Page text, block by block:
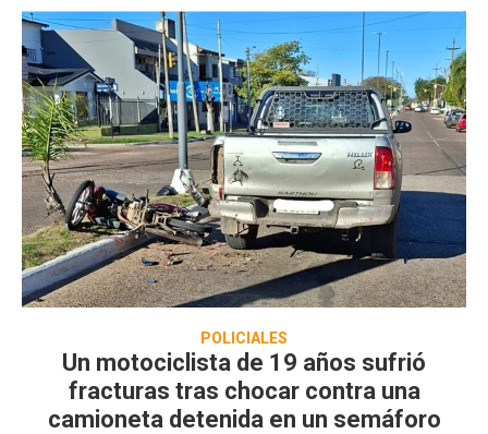
POLICIALES
Un motociclista de 19 años sufrió
fracturas tras chocar contra una
camioneta detenida en un semáforo